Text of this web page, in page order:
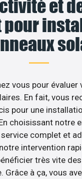
et
vous pour évaluer
En fait, vous
pour une
choisissant notre
service complet et
intervention
très vite
Grâce à ça, vous